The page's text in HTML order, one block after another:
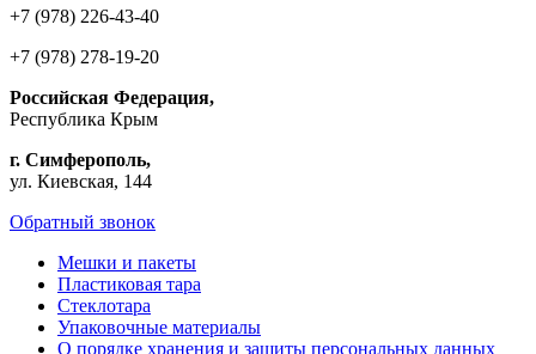
+7 (978) 226-43-40
+7 (978) 278-19-20
Российская Федерация,
Республика Крым
г. Симферополь,
ул. Киевская, 144
Обратный звонок
Мешки и пакеты
Пластиковая тара
Стеклотара
Упаковочные материалы
О порядке хранения и защиты персональных данных